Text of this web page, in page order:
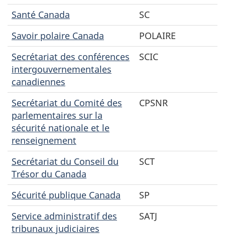
Santé Canada
SC
Savoir polaire Canada
POLAIRE
Secrétariat des conférences
intergouvernementales
canadiennes
SCIC
Secrétariat du Comité des
parlementaires sur la
sécurité nationale et le
renseignement
CPSNR
Secrétariat du Conseil du
Trésor du Canada
SCT
Sécurité publique Canada
SP
Service administratif des
tribunaux judiciaires
SATJ